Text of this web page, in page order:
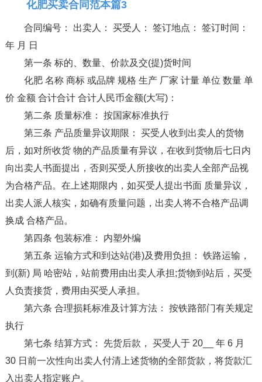
化肥买卖合同范本篇3
合同编号： 出卖人： 买受人： 签订地点： 签订时间：
年 月 日
第一条 标的、数量、价款及交(提)货时间
化肥 名称 商标 或品牌 规格 生产 厂家 计量 单位 数量 单
价 金额 合计合计 合计人民币金额(大写)：
第二条 质量标准： 按国家标准执行
第三条 产品质量异议期限： 买受人收到出卖人的货物
后，如对所收货 物的产品质量有异议，在收到货物后七日内
向出卖人书面提出，否则买受人所接收的出卖人全部产品视
为合格产品。在上述期限内，如买受人提出书面 质量异议，
出卖人派人核实，如确有质量问题，出卖人将不合格产品调
换成 合格产品。
第四条 包装标准： 内塑外编
第五条 运输方式和到达站(港)及费用负担： 铁路运输，
到(新) 局 哈密站，站前费用由出卖人承担;货物到站后，买受
人负责接货，费用由买受人承担。
第六条 合理损耗标准及计算方法： 按铁路部门有关规定
执行
第七条 结算方式： 先货后款， 买受人于 20__ 年 6 月
30 日前一次性向出卖人付清上述货物的全部货款，将货款汇
入出卖人指定账户。